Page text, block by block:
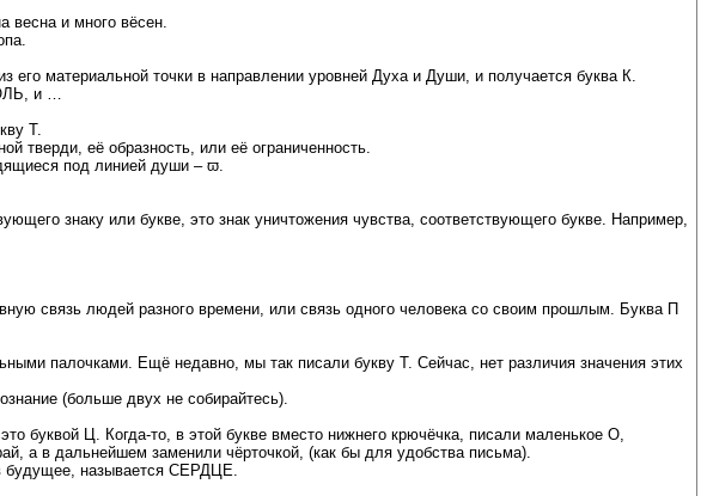
весна и много вёсен.
материальной точки в направлении уровней Духа и Души, и получается буква К.
и …
Т.
тверди, её образность, или её ограниченность.
под линией души – ϖ.
знаку или букве, это знак уничтожения чувства, соответствующего букве. Например,
связь людей разного времени, или связь одного человека со своим прошлым. Буква П
палочками. Ещё недавно, мы так писали букву Т. Сейчас, нет различия значения этих
(больше двух не собирайтесь).
буквой Ц. Когда-то, в этой букве вместо нижнего крючёчка, писали маленькое О,
а в дальнейшем заменили чёрточкой, (как бы для удобства письма).
будущее, называется СЕРДЦЕ.